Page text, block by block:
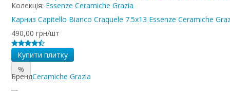
Колекція: Essenze Ceramiche Grazia
Карниз Capitello Bianco Craquele 7.5x13 Essenze Ceramiche
490,00 грн/шт
Купити плитку
%
БрендCeramiche Grazia